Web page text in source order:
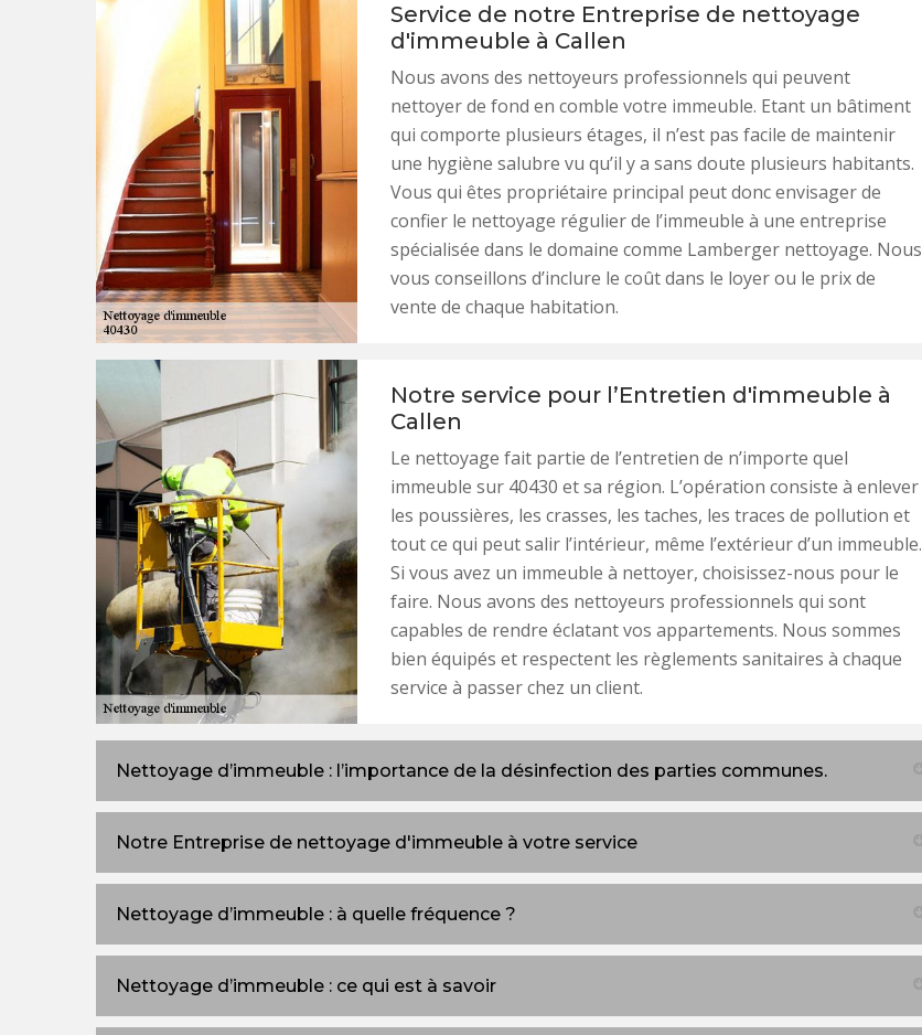
Service de notre Entreprise de nettoyage
d'immeuble à Callen
Nous avons des nettoyeurs professionnels qui peuvent
nettoyer de fond en comble votre immeuble. Etant un bâtiment
qui comporte plusieurs étages, il n’est pas facile de maintenir
une hygiène salubre vu qu’il y a sans doute plusieurs habitants.
Vous qui êtes propriétaire principal peut donc envisager de
confier le nettoyage régulier de l’immeuble à une entreprise
spécialisée dans le domaine comme Lamberger nettoyage. Nous
vous conseillons d’inclure le coût dans le loyer ou le prix de
vente de chaque habitation.
Notre service pour l’Entretien d'immeuble à
Callen
Le nettoyage fait partie de l’entretien de n’importe quel
immeuble sur 40430 et sa région. L’opération consiste à enlever
les poussières, les crasses, les taches, les traces de pollution et
tout ce qui peut salir l’intérieur, même l’extérieur d’un immeuble.
Si vous avez un immeuble à nettoyer, choisissez-nous pour le
faire. Nous avons des nettoyeurs professionnels qui sont
capables de rendre éclatant vos appartements. Nous sommes
bien équipés et respectent les règlements sanitaires à chaque
service à passer chez un client.
Nettoyage d’immeuble : l’importance de la désinfection des parties communes.
Notre Entreprise de nettoyage d'immeuble à votre service
Nettoyage d’immeuble : à quelle fréquence ?
Nettoyage d’immeuble : ce qui est à savoir